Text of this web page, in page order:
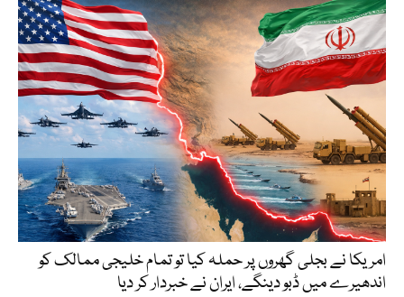
امریکا نے بجلی گھروں پر حملہ کیا تو تمام خلیجی ممالک کو
اندھیرے میں ڈبو دینگے، ایران نے خبردار کر دیا